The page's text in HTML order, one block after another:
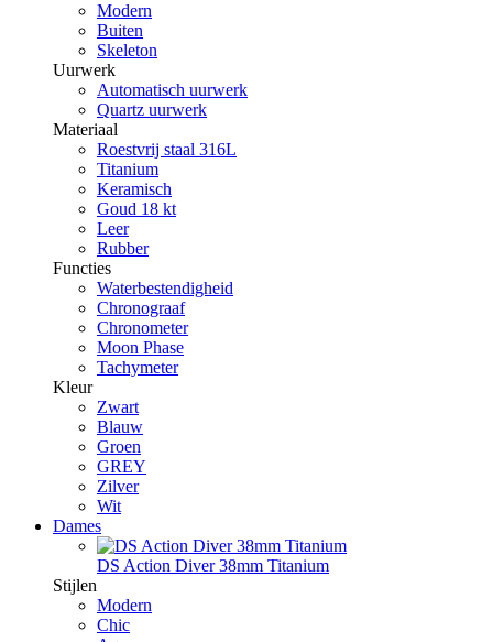
Modern
Buiten
Skeleton
Uurwerk
Automatisch uurwerk
Quartz uurwerk
Materiaal
Roestvrij staal 316L
Titanium
Keramisch
Goud 18 kt
Leer
Rubber
Functies
Waterbestendigheid
Chronograaf
Chronometer
Moon Phase
Tachymeter
Kleur
Zwart
Blauw
Groen
GREY
Zilver
Wit
Dames
DS Action Diver 38mm Titanium
Stijlen
Modern
Chic